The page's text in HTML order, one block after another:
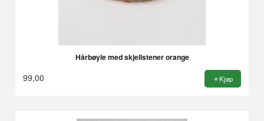
Hårbøyle med skjellstener orange
99,00 Kjøp